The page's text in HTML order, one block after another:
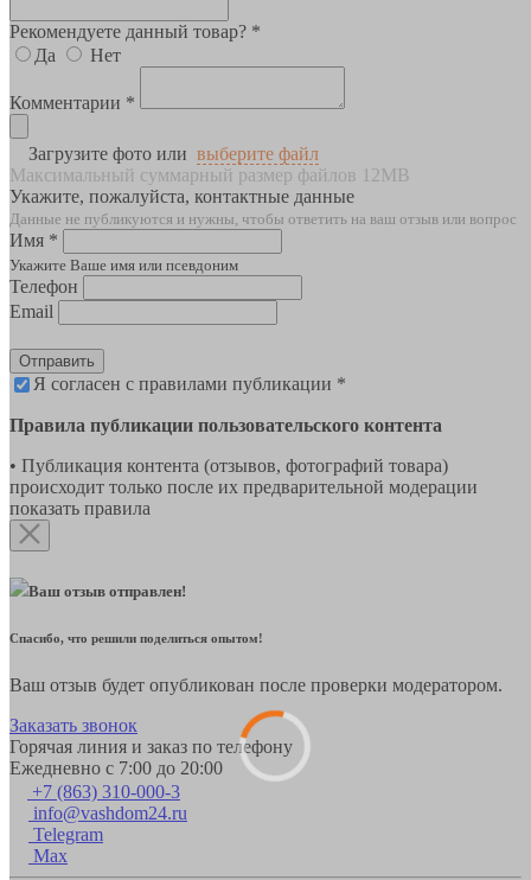
Рекомендуете данный товар? *
Да
Нет
Комментарии *
Загрузите фото или выберите файл
Максимальный суммарный размер файлов 12MB
Укажите, пожалуйста, контактные данные
Данные не публикуются и нужны, чтобы ответить на ваш отзыв или вопрос
Имя *
Укажите Ваше имя или псевдоним
Телефон
Email
Отправить
Я согласен с правилами публикации *
Правила публикации пользовательского контента
• Публикация контента (отзывов, фотографий товара)
происходит только после их предварительной модерации
показать правила
Ваш отзыв отправлен!
Спасибо, что решили поделиться опытом!
Ваш отзыв будет опубликован после проверки модератором.
Заказать звонок
Горячая линия и заказ по телефону
Ежедневно с 7:00 до 20:00
+7 (863) 310-000-3
info@vashdom24.ru
Telegram
Max